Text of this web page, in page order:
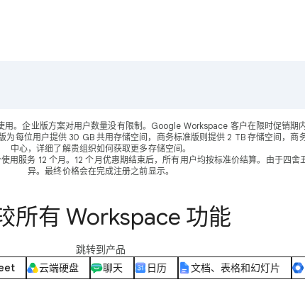
。企业版方案对用户数量没有限制。Google Workspace 客户在限时促销期
每位用户提供 30 GB 共用存储空间，商务标准版则提供 2 TB 存储空间，商
中心，详细了解贵组织如何获取更多存储空间。
服务 12 个月。12 个月优惠期结束后，所有用户均按标准价结算。由于四
异。最终价格会在完成注册之前显示。
所有 Workspace 功能
跳转到产品
云端硬盘 聊天 日历 文档、表格和幻灯片